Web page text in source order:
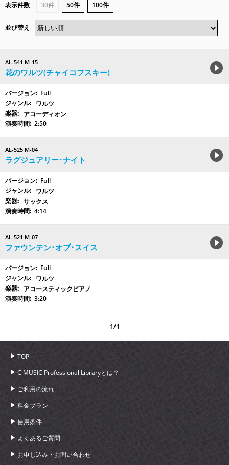
表示件数 30件 50件 100件
並び替え
AL-541 M-15
花のワルツ(チャイコフスキー)
Full
ワルツ
アコーディオン
2:50
AL-525 M-04
ラグジュアリー･ナイト
Full
ワルツ
サックス
4:14
AL-521 M-07
ファウンテン･オブ･スイス
Full
ワルツ
アコースティックピアノ
3:20
1/1
TOP
C MUSIC Professional Libraryとは？
ご利用の流れ
料金プラン
使用条件
よくあるご質問
お申し込み・お問い合わせ